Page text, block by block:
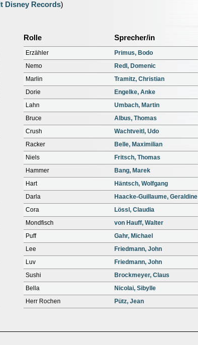
Disney Records)
Rolle Sprecher/in
Erzähler
Primus, Bodo
Nemo
Redl, Domenic
Marlin
Tramitz, Christian
Dorie
Engelke, Anke
Lahn
Umbach, Martin
Bruce
Albus, Thomas
Crush
Wachtveitl, Udo
Racker
Belle, Maximilian
Niels
Fritsch, Thomas
Hammer
Bang, Marek
Hart
Häntsch, Wolfgang
Darla
Haacke-Guillaume, Geraldine
Cora
Lössl, Claudia
Mondfisch
von Hauff, Walter
Puff
Gahr, Michael
Lee
Friedmann, John
Luv
Friedmann, John
Sushi
Brockmeyer, Claus
Bella
Nicolai, Sibylle
Herr Rochen
Pütz, Jean